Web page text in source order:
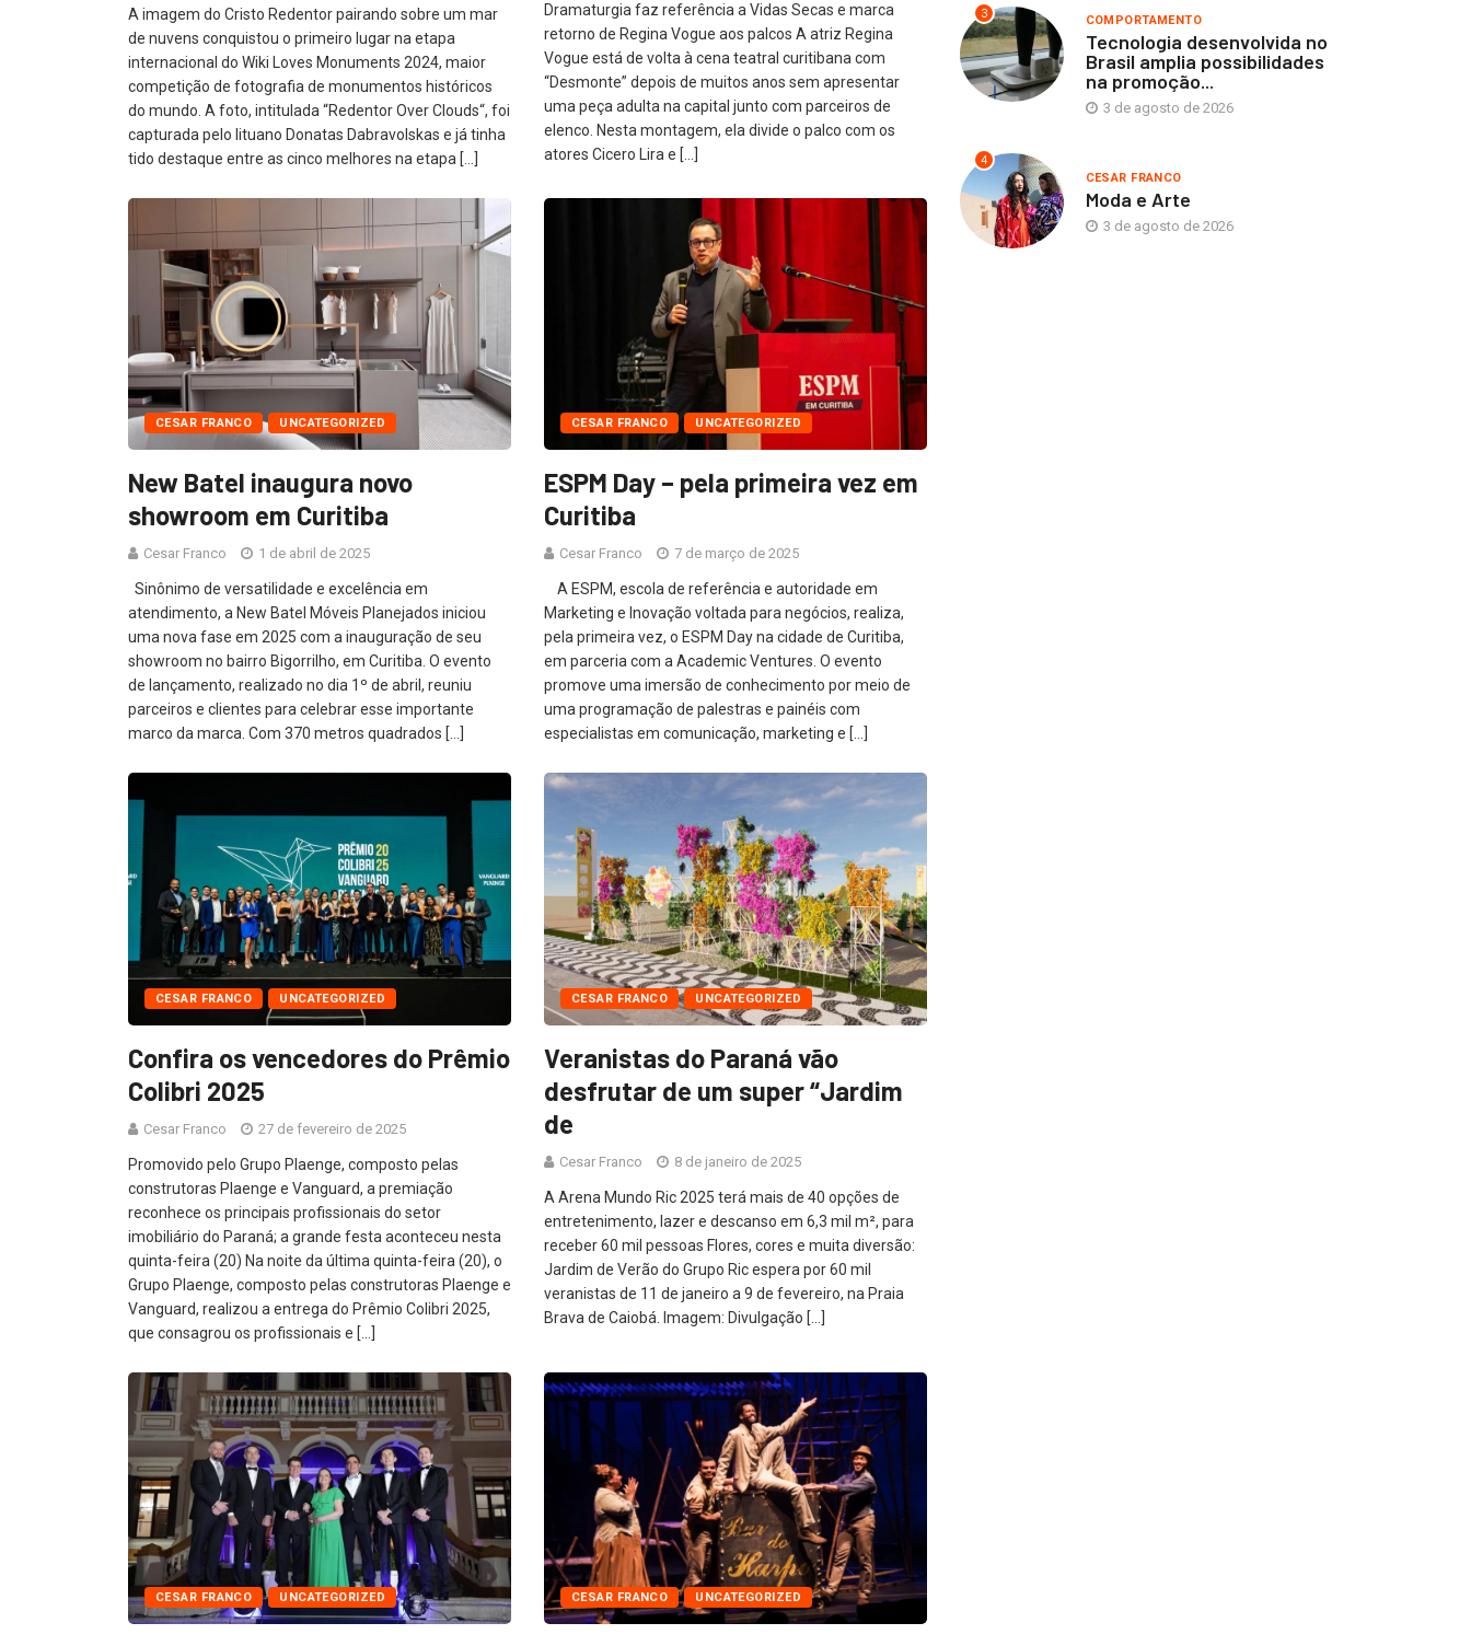
A imagem do Cristo Redentor pairando sobre um mar
de nuvens conquistou o primeiro lugar na etapa
internacional do Wiki Loves Monuments 2024, maior
competição de fotografia de monumentos históricos
do mundo. A foto, intitulada “Redentor Over Clouds“, foi
capturada pelo lituano Donatas Dabravolskas e já tinha
tido destaque entre as cinco melhores na etapa […]
Dramaturgia faz referência a Vidas Secas e marca
retorno de Regina Vogue aos palcos A atriz Regina
Vogue está de volta à cena teatral curitibana com
“Desmonte” depois de muitos anos sem apresentar
uma peça adulta na capital junto com parceiros de
elenco. Nesta montagem, ela divide o palco com os
atores Cicero Lira e […]
CESAR FRANCO UNCATEGORIZED
New Batel inaugura novo
showroom em Curitiba
Cesar Franco 1 de abril de 2025
Sinônimo de versatilidade e excelência em
atendimento, a New Batel Móveis Planejados iniciou
uma nova fase em 2025 com a inauguração de seu
showroom no bairro Bigorrilho, em Curitiba. O evento
de lançamento, realizado no dia 1º de abril, reuniu
parceiros e clientes para celebrar esse importante
marco da marca. Com 370 metros quadrados […]
CESAR FRANCO UNCATEGORIZED
ESPM Day – pela primeira vez em
Curitiba
Cesar Franco 7 de março de 2025
A ESPM, escola de referência e autoridade em
Marketing e Inovação voltada para negócios, realiza,
pela primeira vez, o ESPM Day na cidade de Curitiba,
em parceria com a Academic Ventures. O evento
promove uma imersão de conhecimento por meio de
uma programação de palestras e painéis com
especialistas em comunicação, marketing e […]
CESAR FRANCO UNCATEGORIZED
Confira os vencedores do Prêmio
Colibri 2025
Cesar Franco 27 de fevereiro de 2025
Promovido pelo Grupo Plaenge, composto pelas
construtoras Plaenge e Vanguard, a premiação
reconhece os principais profissionais do setor
imobiliário do Paraná; a grande festa aconteceu nesta
quinta-feira (20) Na noite da última quinta-feira (20), o
Grupo Plaenge, composto pelas construtoras Plaenge e
Vanguard, realizou a entrega do Prêmio Colibri 2025,
que consagrou os profissionais e […]
CESAR FRANCO UNCATEGORIZED
Veranistas do Paraná vão
desfrutar de um super “Jardim
de
Cesar Franco 8 de janeiro de 2025
A Arena Mundo Ric 2025 terá mais de 40 opções de
entretenimento, lazer e descanso em 6,3 mil m², para
receber 60 mil pessoas Flores, cores e muita diversão:
Jardim de Verão do Grupo Ric espera por 60 mil
veranistas de 11 de janeiro a 9 de fevereiro, na Praia
Brava de Caiobá. Imagem: Divulgação […]
CESAR FRANCO UNCATEGORIZED CESAR FRANCO UNCATEGORIZED
3 COMPORTAMENTO
Tecnologia desenvolvida no
Brasil amplia possibilidades
na promoção...
3 de agosto de 2026
4
CESAR FRANCO
Moda e Arte
3 de agosto de 2026